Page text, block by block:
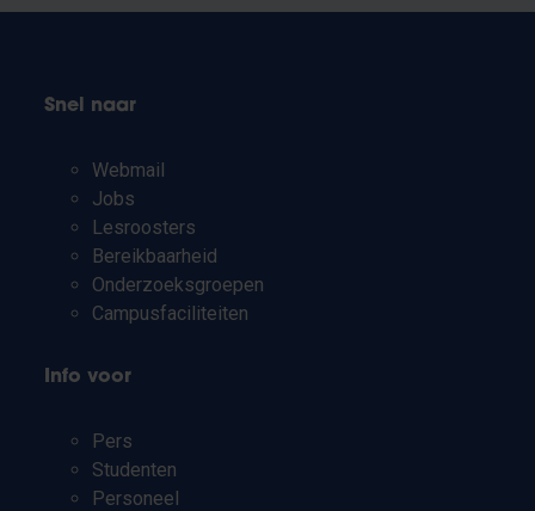
Snel naar
Webmail
Jobs
Lesroosters
Bereikbaarheid
Onderzoeksgroepen
Campusfaciliteiten
Info voor
Pers
Studenten
Personeel